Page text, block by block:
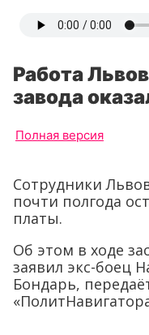
Работа
завода
Полная версия
Сотрудники
почти полгода
платы.
Об этом в ходе
заявил экс-боец
Бондарь,